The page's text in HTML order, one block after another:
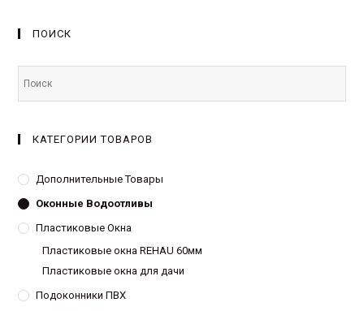
ПОИСК
КАТЕГОРИИ ТОВАРОВ
Дополнительные Товары
Оконные Водоотливы
Пластиковые Окна
Пластиковые окна REHAU 60мм
Пластиковые окна для дачи
Подоконники ПВХ